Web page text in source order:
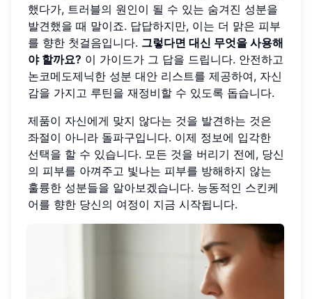
했다가, 트러블의 원인이 될 수 있는 숨겨진 성분을
발견했을 때 말이죠. 답답하지만, 이는 더 맑은 피부
를 향한 첫걸음입니다. 그렇다면 대신 무엇을 사용해
야 할까요? 이 가이드가 그 답을 드립니다. 안전하고
논코메도제닉한 성분 대안 리스트를 제공하여, 자신
감을 가지고 루틴을 재정비할 수 있도록 돕습니다.
제품이 자신에게 맞지 않다는 것을 발견하는 것은
좌절이 아니라 돌파구입니다. 이제 정보에 입각한
선택을 할 수 있습니다. 모든 것을 버리기 전에, 당신
의 피부를 아껴주고 빛나는 피부를 방해하지 않는
훌륭한 성분들을 알아보겠습니다. 능동적인 스킨케
어를 향한 당신의 여정이 지금 시작됩니다.